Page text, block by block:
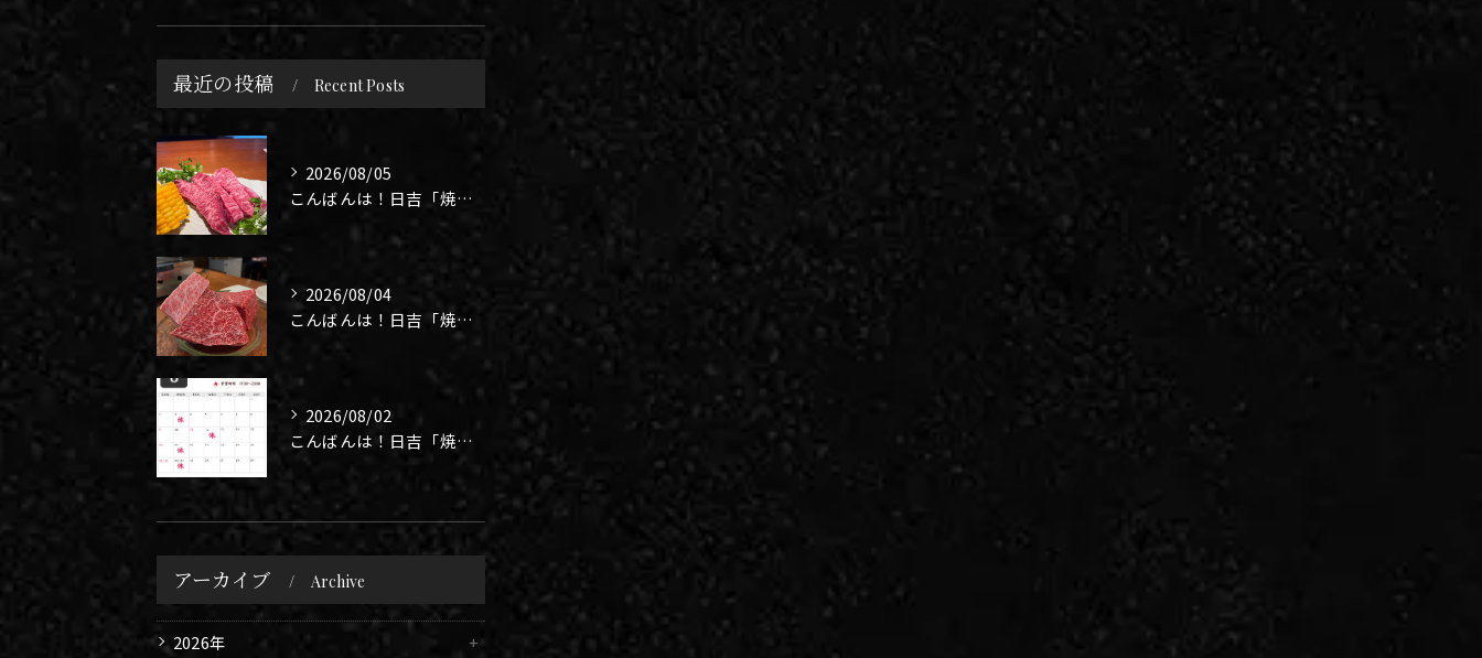
最近の投稿 Recent Posts
2026/08/05
こんばんは！日吉「焼肉 煉」です🥩
2026/08/04
こんばんは！日吉「焼肉 煉」です🥩
2026/08/02
こんばんは！日吉「焼肉 煉」です🥩
アーカイブ Archive
2026年